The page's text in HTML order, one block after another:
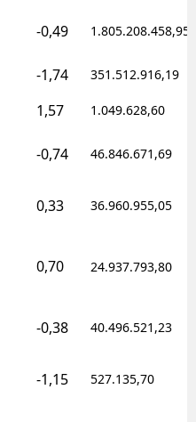
-0,49 1.805.208.458,95
-1,74 351.512.916,19
1,57 1.049.628,60
-0,74 46.846.671,69
0,33 36.960.955,05
0,70 24.937.793,80
-0,38 40.496.521,23
-1,15 527.135,70